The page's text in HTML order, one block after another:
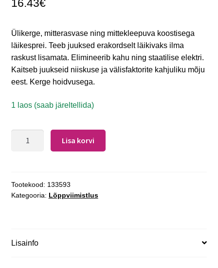
16.43€
Ülikerge, mitterasvase ning mittekleepuva koostisega
läikesprei. Teeb juuksed erakordselt läikivaks ilma
raskust lisamata. Elimineerib kahu ning staatilise elektri.
Kaitseb juukseid niiskuse ja välisfaktorite kahjuliku mõju
eest. Kerge hoidvusega.
1 laos (saab järeltellida)
Lisa korvi
Tootekood: 133593
Kategooria: Lõppviimistlus
Lisainfo